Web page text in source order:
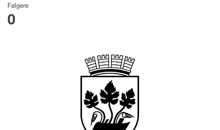
Følgere
0